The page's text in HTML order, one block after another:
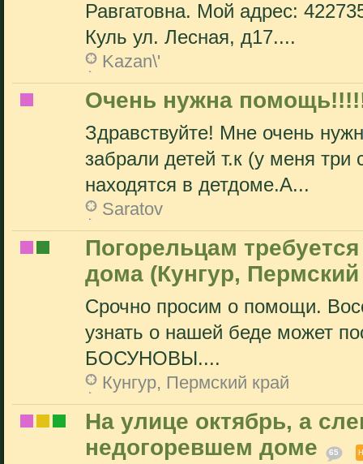
Равгатовна. Мой адрес:
Куль ул. Лесная, д17....
Kazan\'
Очень нужна
Здравствуйте! Мне очень
забрали детей т.к (у меня
находятся в детдоме.А...
Saratov
Погорельцам
дома (Кунгур, Пермский
Срочно просим о помощи.
узнать о нашей беде может
БОСУНОВЫ....
Кунгур, Пермский край
На улице октябрь, а
недогоревшем доме
65